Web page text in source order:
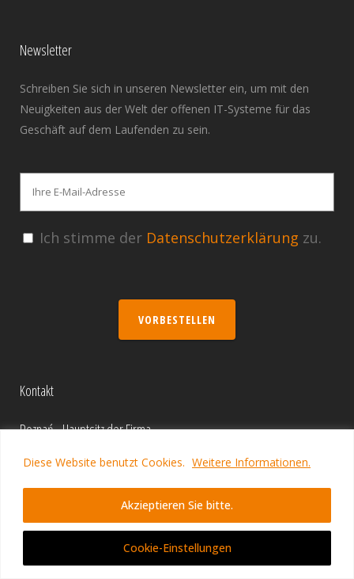
Diese Website benutzt Cookies. Weitere Informationen.
Cookie-Einstellungen
Akzieptieren Sie bitte.
Newsletter
Schreiben Sie sich in unseren Newsletter ein, um mit den
Neuigkeiten aus der Welt der offenen IT-Systeme für das
Geschäft auf dem Laufenden zu sein.
Ich stimme der Datenschutzerklärung zu.
VORBESTELLEN
Kontakt
Poznań - Hauptsitz der Firma
Aleje Solidarności 46
61-696 Poznań
+48 513 706 297
kontakt@evolpe.de